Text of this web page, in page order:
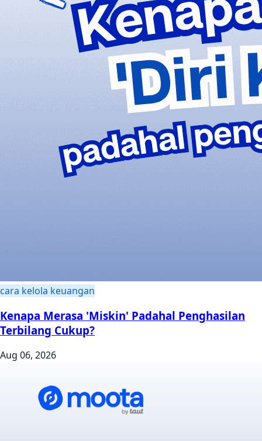
cara kelola keuangan
Kenapa Merasa 'Miskin' Padahal Penghasilan
Terbilang Cukup?
Aug 06, 2026